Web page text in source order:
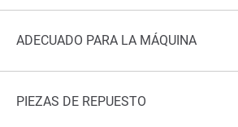
ADECUADO PARA LA MÁQUINA
PIEZAS DE REPUESTO